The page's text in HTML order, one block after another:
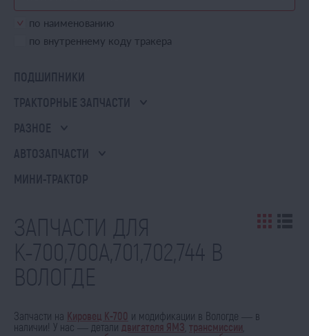
по наименованию
по внутреннему коду тракера
ПОДШИПНИКИ
ТРАКТОРНЫЕ ЗАПЧАСТИ
РАЗНОЕ
АВТОЗАПЧАСТИ
МИНИ-ТРАКТОР
ЗАПЧАСТИ ДЛЯ
К-700,700А,701,702,744 В
ВОЛОГДЕ
Запчасти на Кировец К-700 и модификации в Вологде — в
наличии! У нас — детали двигателя ЯМЗ трансмиссии